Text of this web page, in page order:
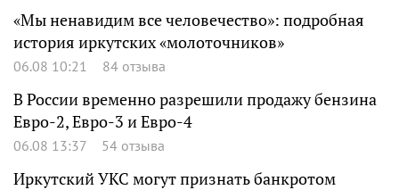
«Мы ненавидим все человечество»: подробная
история иркутских «молоточников»
06.08 10:21 84 отзыва
В России временно разрешили продажу бензина
Евро-2, Евро-3 и Евро-4
06.08 13:37 54 отзыва
Иркутский УКС могут признать банкротом